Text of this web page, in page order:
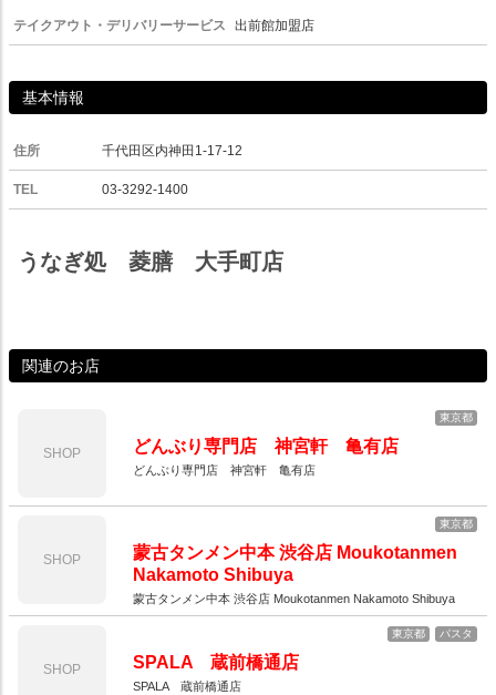
テイクアウト・デリバリーサービス 出前館加盟店
基本情報
住所 千代田区内神田1-17-12
TEL 03-3292-1400
うなぎ処 菱膳 大手町店
関連のお店
SHOP
東京都
どんぶり専門店 神宮軒 亀有店
どんぶり専門店 神宮軒 亀有店
SHOP
東京都
蒙古タンメン中本 渋谷店 Moukotanmen
Nakamoto Shibuya
蒙古タンメン中本 渋谷店 Moukotanmen Nakamoto Shibuya
SHOP
東京都 パスタ
SPALA 蔵前橋通店
SPALA 蔵前橋通店